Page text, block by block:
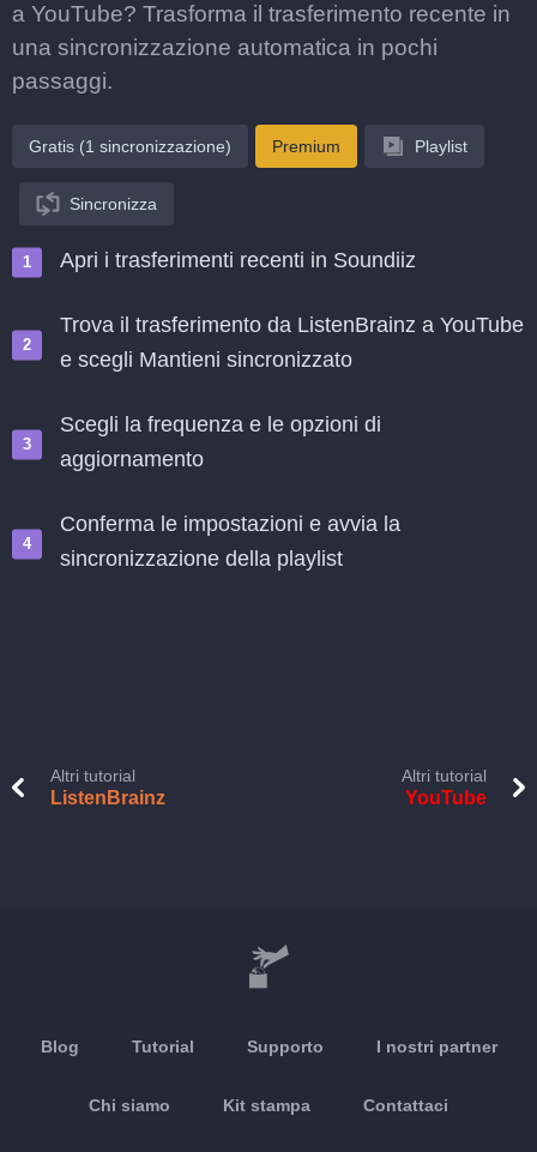
a YouTube? Trasforma il trasferimento recente in
una sincronizzazione automatica in pochi
passaggi.
Gratis (1 sincronizzazione) Premium Playlist
Sincronizza
Apri i trasferimenti recenti in Soundiiz
Trova il trasferimento da ListenBrainz a YouTube
e scegli Mantieni sincronizzato
Scegli la frequenza e le opzioni di
aggiornamento
Conferma le impostazioni e avvia la
sincronizzazione della playlist
Altri tutorial
ListenBrainz
Altri tutorial
YouTube
Blog Tutorial Supporto I nostri partner
Chi siamo Kit stampa Contattaci